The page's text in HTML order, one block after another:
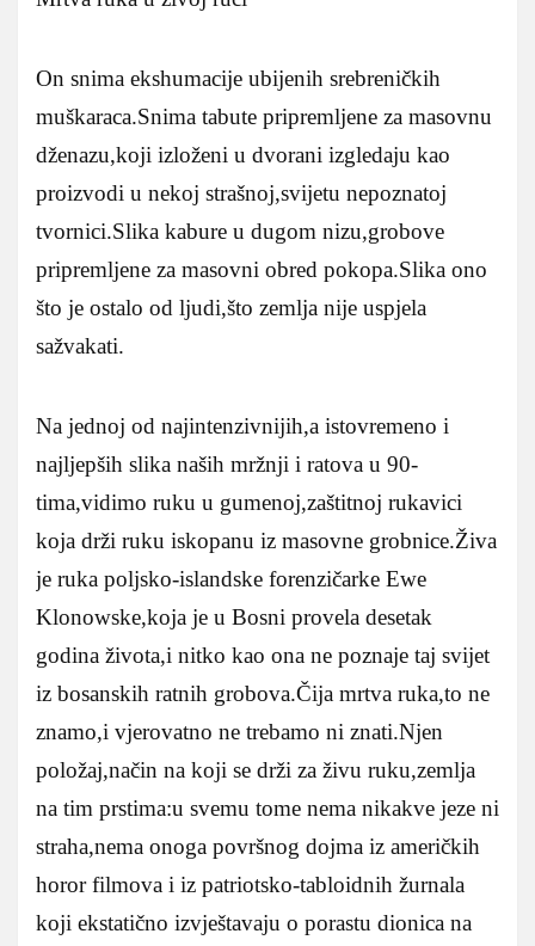
On snima ekshumacije ubijenih srebreničkih
muškaraca.Snima tabute pripremljene za masovnu
dženazu,koji izloženi u dvorani izgledaju kao
proizvodi u nekoj strašnoj,svijetu nepoznatoj
tvornici.Slika kabure u dugom nizu,grobove
pripremljene za masovni obred pokopa.Slika ono
što je ostalo od ljudi,što zemlja nije uspjela
sažvakati.
Na jednoj od najintenzivnijih,a istovremeno i
najljepših slika naših mržnji i ratova u 90-
tima,vidimo ruku u gumenoj,zaštitnoj rukavici
koja drži ruku iskopanu iz masovne grobnice.Živa
je ruka poljsko-islandske forenzičarke Ewe
Klonowske,koja je u Bosni provela desetak
godina života,i nitko kao ona ne poznaje taj svijet
iz bosanskih ratnih grobova.Čija mrtva ruka,to ne
znamo,i vjerovatno ne trebamo ni znati.Njen
položaj,način na koji se drži za živu ruku,zemlja
na tim prstima:u svemu tome nema nikakve jeze ni
straha,nema onoga površnog dojma iz američkih
horor filmova i iz patriotsko-tabloidnih žurnala
koji ekstatično izvještavaju o porastu dionica na